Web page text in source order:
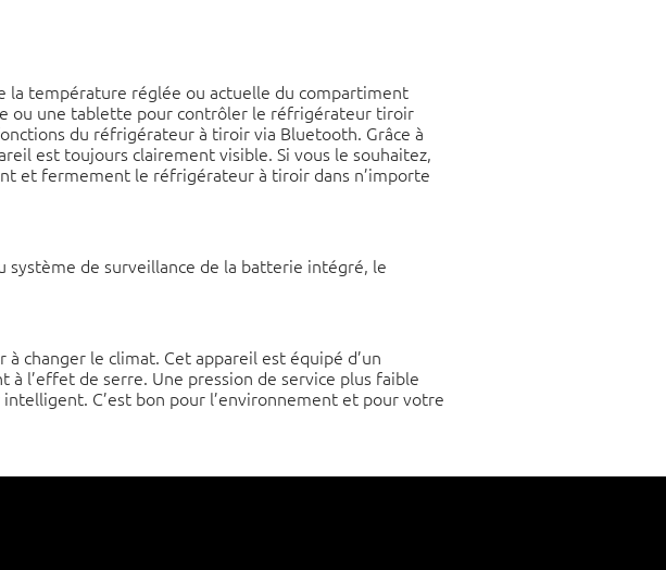
la température réglée ou actuelle du compartiment
ou une tablette pour contrôler le réfrigérateur tiroir
du réfrigérateur à tiroir via Bluetooth. Grâce à
est toujours clairement visible. Si vous le souhaitez,
et fermement le réfrigérateur à tiroir dans n’importe
de surveillance de la batterie intégré, le
changer le climat. Cet appareil est équipé d’un
l’effet de serre. Une pression de service plus faible
C’est bon pour l’environnement et pour votre